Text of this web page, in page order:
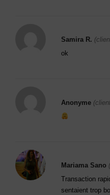
Samira R.
ok
Anonyme
Mariama Sano
Transaction
sentaient trop